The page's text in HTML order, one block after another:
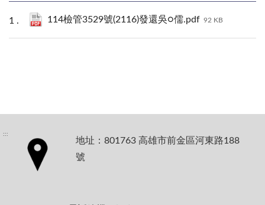
114檢管3529號(2116)發還吳○儒.pdf 92 KB
:::
地址：801763 高雄市前金區河東路188
號